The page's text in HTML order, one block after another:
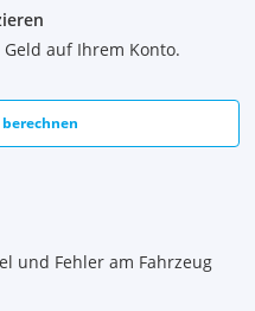
auf Ihrem Konto.
und Fehler am Fahrzeug